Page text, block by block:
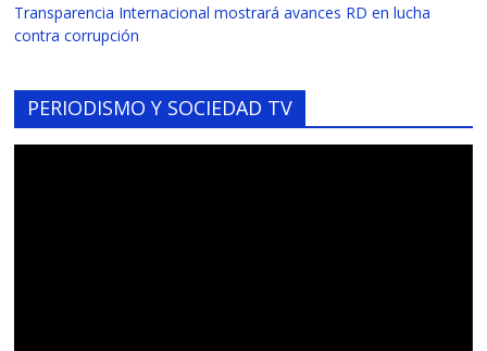
Transparencia Internacional mostrará avances RD en lucha
contra corrupción
PERIODISMO Y SOCIEDAD TV